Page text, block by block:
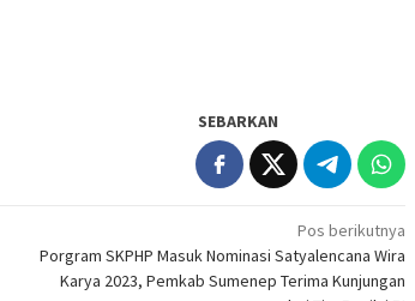
SEBARKAN
Pos berikutnya
Porgram SKPHP Masuk Nominasi Satyalencana Wira
Karya 2023, Pemkab Sumenep Terima Kunjungan